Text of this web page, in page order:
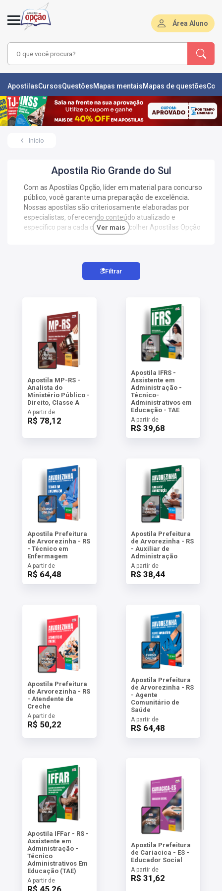
Área Aluno
ApostilasCursosQuestõesMapas mentaisMapas de questões
Início
Apostila Rio Grande do Sul
Com as Apostilas Opção, líder em material para concurso
público, você garante uma preparação de excelência.
Nossas apostilas são criteriosamente elaboradas por
especialistas, oferecendo conteúdo atualizado e
específico para cada concurso. Escolher Apostilas Opção
significa investir em um estudo direcionado e eficaz,
Ver mais
Filtrar
Apostila MP-RS -
Analista do
Ministério Público -
Direito, Classe A
A partir de
R$ 78,12
Apostila IFRS -
Assistente em
Administração -
Técnico-
Administrativos em
Educação - TAE
A partir de
R$ 39,68
Apostila Prefeitura
de Arvorezinha - RS
- Técnico em
Enfermagem
A partir de
R$ 64,48
Apostila Prefeitura
de Arvorezinha - RS
- Auxiliar de
Administração
A partir de
R$ 38,44
Apostila Prefeitura
de Arvorezinha - RS
- Atendente de
Creche
A partir de
R$ 50,22
Apostila Prefeitura
de Arvorezinha - RS
- Agente
Comunitário de
Saúde
A partir de
R$ 64,48
Apostila IFFar - RS -
Assistente em
Administração -
Técnico
Administrativos Em
Educação (TAE)
A partir de
R$ 45,26
Apostila Prefeitura
de Cariacica - ES -
Educador Social
A partir de
R$ 31,62